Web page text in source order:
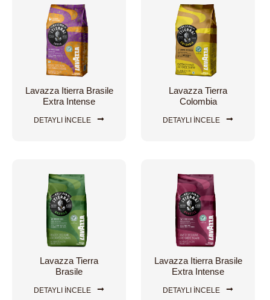
Lavazza Itierra Brasile
Extra Intense
DETAYLI İNCELE
Lavazza Tierra
Colombia
DETAYLI İNCELE
Lavazza Tierra
Brasile
DETAYLI İNCELE
Lavazza Itierra Brasile
Extra Intense
DETAYLI İNCELE